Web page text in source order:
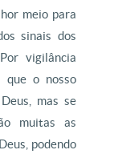
meio para
sinais dos
vigilância
que o nosso
mas se
muitas as
podendo